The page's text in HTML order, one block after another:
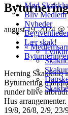
Mød
Bliv Medlem
Nyheder
Lær skak!
august 19, 2024 @
«
Herning Skakklub
Byturnering
runder blive
Hus
19/8, 26/8, 2/9, 23/